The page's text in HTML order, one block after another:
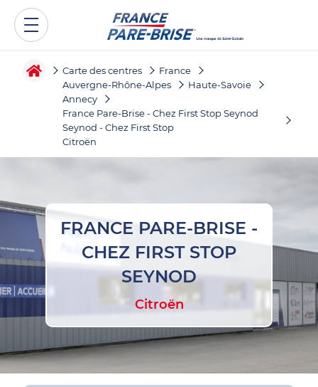
Carte des centres
France
Auvergne-Rhône-Alpes
Haute-Savoie
Annecy
France Pare-Brise - Chez First Stop Seynod
Seynod - Chez First Stop
Citroën
FRANCE PARE-BRISE -
CHEZ FIRST STOP
SEYNOD
Citroën